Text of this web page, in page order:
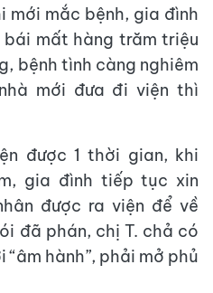
mới mắc bệnh, gia đình
mất hàng trăm triệu
bệnh tình càng nghiêm
mới đưa đi viện thì
được 1 thời gian, khi
gia đình tiếp tục xin
được ra viện để về
đã phán, chị T. chả có
hành”, phải mở phủ